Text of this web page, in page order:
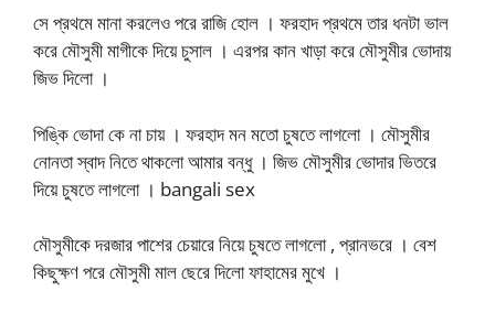
সে প্রথমে মানা করলেও পরে রাজি হোল । ফরহাদ প্রথমে তার ধনটা ভাল
করে মৌসুমী মাগীকে দিয়ে চুসাল । এরপর কান খাড়া করে মৌসুমীর ভোদায়
জিভ দিলো ।
পিঙ্কি ভোদা কে না চায় । ফরহাদ মন মতো চুষতে লাগলো । মৌসুমীর
নোনতা স্বাদ নিতে থাকলো আমার বন্ধু । জিভ মৌসুমীর ভোদার ভিতরে
দিয়ে চুষতে লাগলো । bangali sex
মৌসুমীকে দরজার পাশের চেয়ারে নিয়ে চুষতে লাগলো , প্রানভরে । বেশ
কিছুক্ষণ পরে মৌসুমী মাল ছেরে দিলো ফাহামের মুখে ।